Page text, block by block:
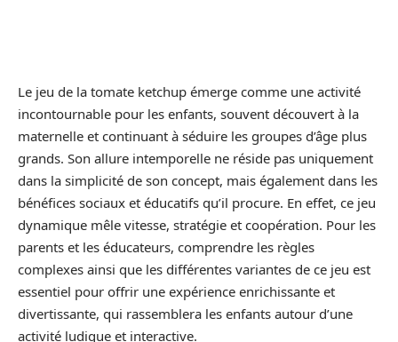
Le jeu de la tomate ketchup émerge comme une activité
incontournable pour les enfants, souvent découvert à la
maternelle et continuant à séduire les groupes d’âge plus
grands. Son allure intemporelle ne réside pas uniquement
dans la simplicité de son concept, mais également dans les
bénéfices sociaux et éducatifs qu’il procure. En effet, ce jeu
dynamique mêle vitesse, stratégie et coopération. Pour les
parents et les éducateurs, comprendre les règles
complexes ainsi que les différentes variantes de ce jeu est
essentiel pour offrir une expérience enrichissante et
divertissante, qui rassemblera les enfants autour d’une
activité ludique et interactive.